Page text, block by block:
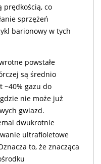
prędkością, co
sprzężeń
barionowy w tych
powstałe
są średnio
~40% gazu do
nie może już
gwiazd.
dwukrotnie
ultrafioletowe
to, że znacząca